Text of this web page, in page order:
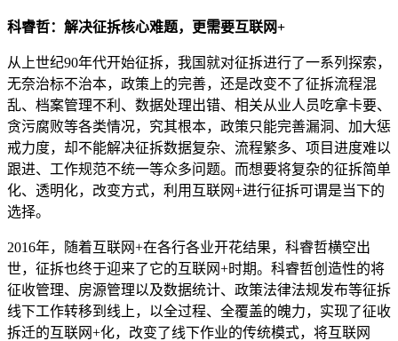
科睿哲：解决征拆核心难题，更需要互联网+
从上世纪90年代开始征拆，我国就对征拆进行了一系列探索，
无奈治标不治本，政策上的完善，还是改变不了征拆流程混
乱、档案管理不利、数据处理出错、相关从业人员吃拿卡要、
贪污腐败等各类情况，究其根本，政策只能完善漏洞、加大惩
戒力度，却不能解决征拆数据复杂、流程繁多、项目进度难以
跟进、工作规范不统一等众多问题。而想要将复杂的征拆简单
化、透明化，改变方式，利用互联网+进行征拆可谓是当下的
选择。
2016年，随着互联网+在各行各业开花结果，科睿哲横空出
世，征拆也终于迎来了它的互联网+时期。科睿哲创造性的将
征收管理、房源管理以及数据统计、政策法律法规发布等征拆
线下工作转移到线上，以全过程、全覆盖的魄力，实现了征收
拆迁的互联网+化，改变了线下作业的传统模式，将互联网